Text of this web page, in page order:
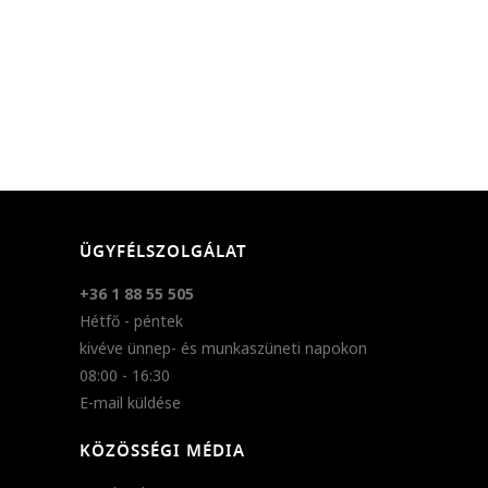
ÜGYFÉLSZOLGÁLAT
+36 1 88 55 505
Hétfő - péntek
kivéve ünnep- és munkaszüneti napokon
08:00 - 16:30
E-mail küldése
KÖZÖSSÉGI MÉDIA